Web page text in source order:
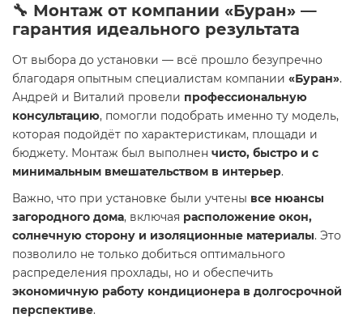
🔧 Монтаж от компании «Буран» —
гарантия идеального результата
От выбора до установки — всё прошло безупречно
благодаря опытным специалистам компании «Буран».
Андрей и Виталий провели профессиональную
консультацию, помогли подобрать именно ту модель,
которая подойдёт по характеристикам, площади и
бюджету. Монтаж был выполнен чисто, быстро и с
минимальным вмешательством в интерьер.
Важно, что при установке были учтены все нюансы
загородного дома, включая расположение окон,
солнечную сторону и изоляционные материалы. Это
позволило не только добиться оптимального
распределения прохлады, но и обеспечить
экономичную работу кондиционера в долгосрочной
перспективе.